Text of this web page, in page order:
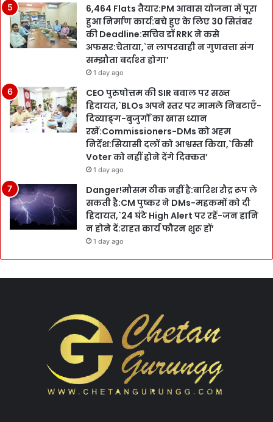
6,464 Flats तैयार:PM आवास योजना में पूरा
हुआ निर्माण कार्य:बचे हुए के लिए 30 सितंबर
की Deadline:सचिव डॉ RRK ने कसे
अफसर:चेताया,`न लापरवाही न गुणवत्ता संग
सम्झौता बर्दाश्त होगा’
1 day ago
CEO पुरुषोत्तम की SIR बवाल पर सख्त
हिदायत,`BLOs अपने स्तर पर मामले निबटाएँ-
दिव्याङ्ग-बुजुर्गों का खास ध्यान
रखें:Commissioners-DMs को अहम
निर्देश:सियासी दलों को आश्वस्त किया,`किसी
Voter को नहीं होने देंगे दिक्कत’
1 day ago
Danger!मौसम ठीक नहीं है:बारिश रौद्र रूप ले
सकती है:CM पुष्कर ने DMs-महकमों को दी
हिदायत,`24 घंटे High Alert पर रहें-जन हानि
न होने दें:राहत कार्य फौरन शुरू हों’
1 day ago